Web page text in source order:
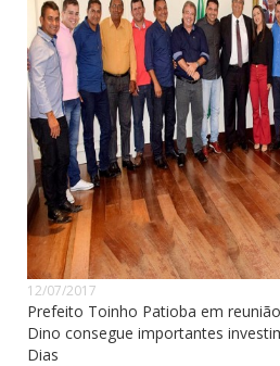
12/07/2017
Prefeito Toinho Patioba em
Dino consegue importantes
Dias